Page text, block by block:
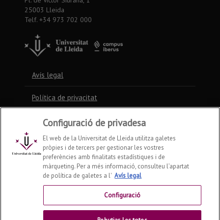
25003 Lleida
Telf. +34 973 702 000
Avís legal
Política de privacitat
Política de cookies
Contacte
Preguntes freqüents
Accessibilitat
Configuració de privadesa
El web de la Universitat de Lleida utilitza galetes
pròpies i de tercers per gestionar les vostres
preferències amb finalitats estadístiques i de
màrqueting. Per a més informació, consulteu l’apartat
de política de galetes a l' Avís legal
Configuració